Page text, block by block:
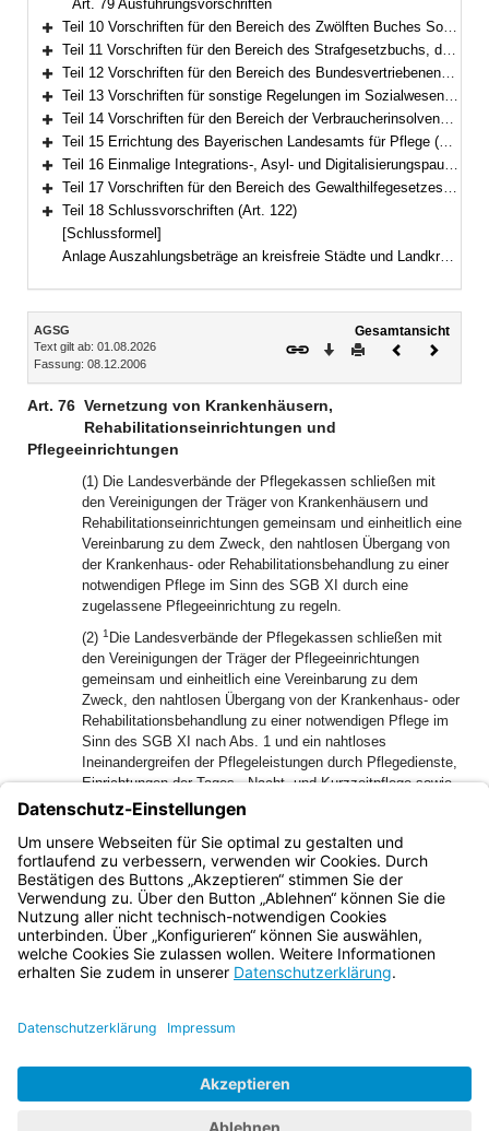
Art. 79 Ausführungsvorschriften
Bereich erweitern
Teil 10 Vorschriften für den Bereich des Zwölften Buches Sozialgesetzbuch – Sozialhilfe – (Art. 80–94)
Bereich erweitern
Teil 11 Vorschriften für den Bereich des Strafgesetzbuchs, der Strafprozessordnung und des Betäubungsmittelgesetzes (Art. 95–97)
Bereich erweitern
Teil 12 Vorschriften für den Bereich des Bundesvertriebenengesetzes, des Aufenthaltsgesetzes und der Sozialen Entschädigung (Art. 98–108)
Bereich erweitern
Teil 13 Vorschriften für sonstige Regelungen im Sozialwesen (Art. 109–111b)
Bereich erweitern
Teil 14 Vorschriften für den Bereich der Verbraucherinsolvenz nach der Insolvenzordnung (Art. 112–116)
Bereich erweitern
Teil 15 Errichtung des Bayerischen Landesamts für Pflege (Art. 117)
Bereich erweitern
Teil 16 Einmalige Integrations-, Asyl- und Digitalisierungspauschale für Kommunen (Art. 118)
Bereich erweitern
Teil 17 Vorschriften für den Bereich des Gewalthilfegesetzes (Art. 119–121)
Bereich erweitern
Teil 18 Schlussvorschriften (Art. 122)
[Schlussformel]
Anlage Auszahlungsbeträge an kreisfreie Städte und Landkreise
Inhalt
AGSG
Text gilt ab: 01.08.2026
Fassung: 08.12.2006
Gesamtansicht
Download
DruckenVorheriges
Art. 76 Vernetzung von Krankenhäusern,
Rehabilitationseinrichtungen und
Pflegeeinrichtungen
(1) Die Landesverbände der Pflegekassen schließen mit
den Vereinigungen der Träger von Krankenhäusern und
Rehabilitationseinrichtungen gemeinsam und einheitlich eine
Vereinbarung zu dem Zweck, den nahtlosen Übergang von
der Krankenhaus- oder Rehabilitationsbehandlung zu einer
notwendigen Pflege im Sinn des SGB XI durch eine
zugelassene Pflegeeinrichtung zu regeln.
(2) 1 Die Landesverbände der Pflegekassen schließen mit
den Vereinigungen der Träger der Pflegeeinrichtungen
gemeinsam und einheitlich eine Vereinbarung zu dem
Zweck, den nahtlosen Übergang von der Krankenhaus- oder
Rehabilitationsbehandlung zu einer notwendigen Pflege im
Sinn des SGB XI nach Abs. 1 und ein nahtloses
Ineinandergreifen der Pflegeleistungen durch Pflegedienste,
Einrichtungen der Tages-, Nacht- und Kurzzeitpflege sowie
der vollstationären Pflegeeinrichtungen sicherzustellen.
Dazu ist insbesondere ein geeignetes Verfahren zur
Meldung freier Kapazitäten der zugelassenen
Pflegeeinrichtungen an die Pflegekassen zu vereinbaren.
Bayern.de
BayernPortal
Impressum